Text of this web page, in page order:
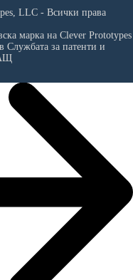
LLC - Всички права
марка на Clever
Службата за патенти и